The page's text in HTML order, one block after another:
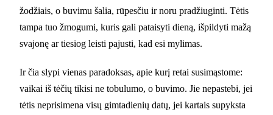
žodžiais, o buvimu šalia, rūpesčiu ir noru pradžiuginti. Tėtis
tampa tuo žmogumi, kuris gali pataisyti dieną, išpildyti mažą
svajonę ar tiesiog leisti pajusti, kad esi mylimas.
Ir čia slypi vienas paradoksas, apie kurį retai susimąstome:
vaikai iš tėčių tikisi ne tobulumo, o buvimo. Jie nepastebi, jei
tėtis neprisimena visų gimtadienių datų, jei kartais supyksta